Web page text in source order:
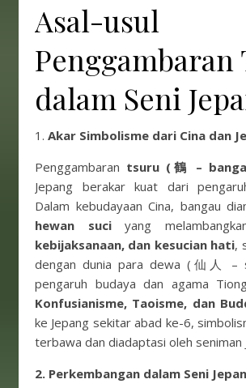
Asal-usul
Penggambaran
dalam Seni
1. Akar Simbolisme dari Cina dan
Penggambaran tsuru (鶴 –
Jepang berakar kuat dari
Dalam kebudayaan Cina, bangau
hewan suciyang
kebijaksanaan, dan kesucian hati,
dengan dunia para dewa (仙人 –
pengaruh budaya dan agama
Konfusianisme, Taoisme, dan
ke Jepang sekitar abad ke-6,
terbawa dan diadaptasi oleh seniman
2. Perkembangan dalam Seni